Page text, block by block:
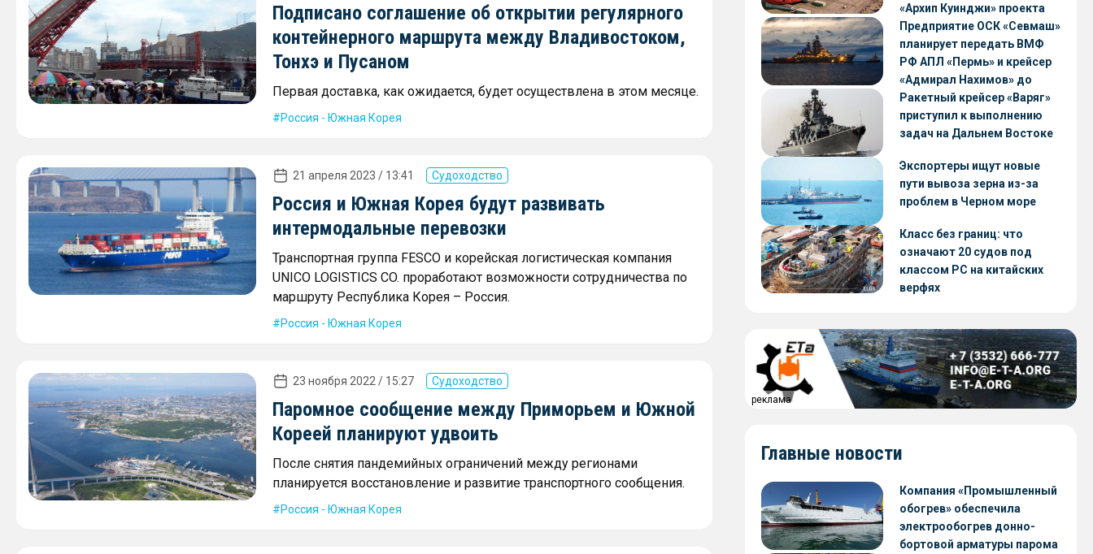
Подписано соглашение об открытии регулярного
контейнерного маршрута между Владивостоком,
Тонхэ и Пусаном
Первая доставка, как ожидается, будет осуществлена в этом месяце.
Россия - Южная Корея
21 апреля 2023 / 13:41 Судоходство
Россия и Южная Корея будут развивать
интермодальные перевозки
Транспортная группа FESCO и корейская логистическая компания
UNICO LOGISTICS CO. проработают возможности сотрудничества по
маршруту Республика Корея – Россия.
Россия - Южная Корея
23 ноября 2022 / 15:27 Судоходство
Паромное сообщение между Приморьем и Южной
Кореей планируют удвоить
После снятия пандемийных ограничений между регионами
планируется восстановление и развитие транспортного сообщения.
Россия - Южная Корея
«Архип Куинджи» проекта
RSD59
Предприятие ОСК «Севмаш»
планирует передать ВМФ
РФ АПЛ «Пермь» и крейсер
«Адмирал Нахимов» до
конца 2026 года
Ракетный крейсер «Варяг»
приступил к выполнению
задач на Дальнем Востоке
Экспортеры ищут новые
пути вывоза зерна из-за
проблем в Черном море
Класс без границ: что
означают 20 судов под
классом РС на китайских
верфях
реклама
Главные новости
Компания «Промышленный
обогрев» обеспечила
электрообогрев донно-
бортовой арматуры парома